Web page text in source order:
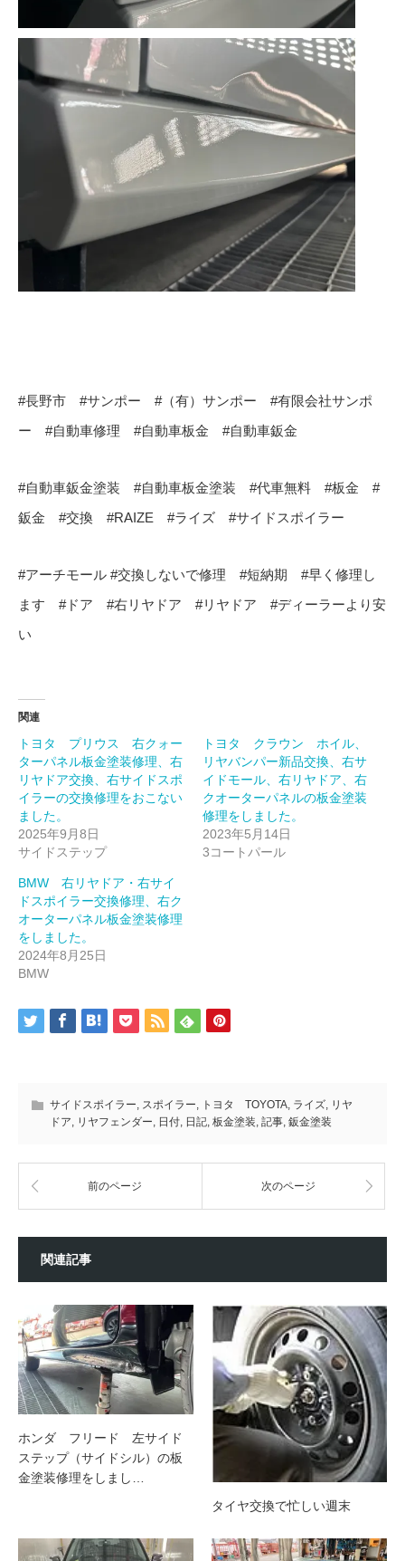
#長野市 #サンポー #（有）サンポー #有限会社サンポ
ー #自動車修理 #自動車板金 #自動車鈑金
#自動車鈑金塗装 #自動車板金塗装 #代車無料 #板金 #
鈑金 #交換 #RAIZE #ライズ #サイドスポイラー
#アーチモール #交換しないで修理 #短納期 #早く修理し
ます #ドア #右リヤドア #リヤドア #ディーラーより安
い
関連
トヨタ プリウス 右クォー
ターパネル板金塗装修理、右
リヤドア交換、右サイドスポ
イラーの交換修理をおこない
ました。
2025年9月8日
サイドステップ
トヨタ クラウン ホイル、
リヤバンパー新品交換、右サ
イドモール、右リヤドア、右
クオーターパネルの板金塗装
修理をしました。
2023年5月14日
3コートパール
BMW 右リヤドア・右サイ
ドスポイラー交換修理、右ク
オーターパネル板金塗装修理
をしました。
2024年8月25日
BMW
サイドスポイラー スポイラー トヨタ TOYOTA ライズ リヤ
ドア
リヤフェンダー 日付 日記 板金塗装 記事 鈑金塗装
前のページ 次のページ
関連記事
ホンダ フリード 左サイド
ステップ（サイドシル）の板
金塗装修理をしまし…
タイヤ交換で忙しい週末